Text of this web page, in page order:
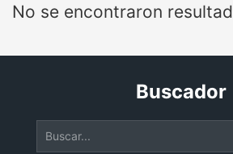
No se encontraron
Buscador